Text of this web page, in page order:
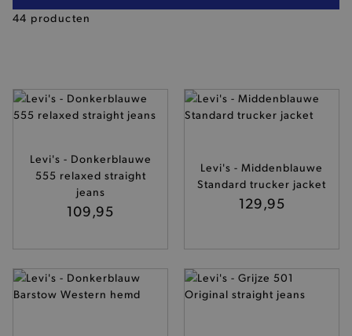
44 producten
Levi's - Donkerblauwe
555 relaxed straight
jeans
109,95
Levi's - Middenblauwe
Standard trucker jacket
129,95